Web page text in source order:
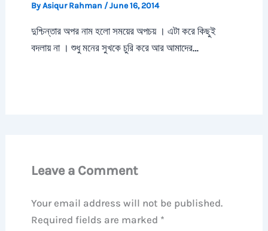
ByAsiqur Rahman /June 16, 2014
দুশ্চিন্তার অপর নাম হলো সময়ের অপচয় । এটা করে কিছুই
বদলায় না । শুধু মনের সুখকে চুরি করে আর আমাদের…
Leave a Comment
Your email address will not be published.
Required fields are marked *